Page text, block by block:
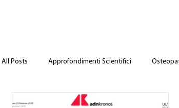
All Posts Approfondimenti Scientifici